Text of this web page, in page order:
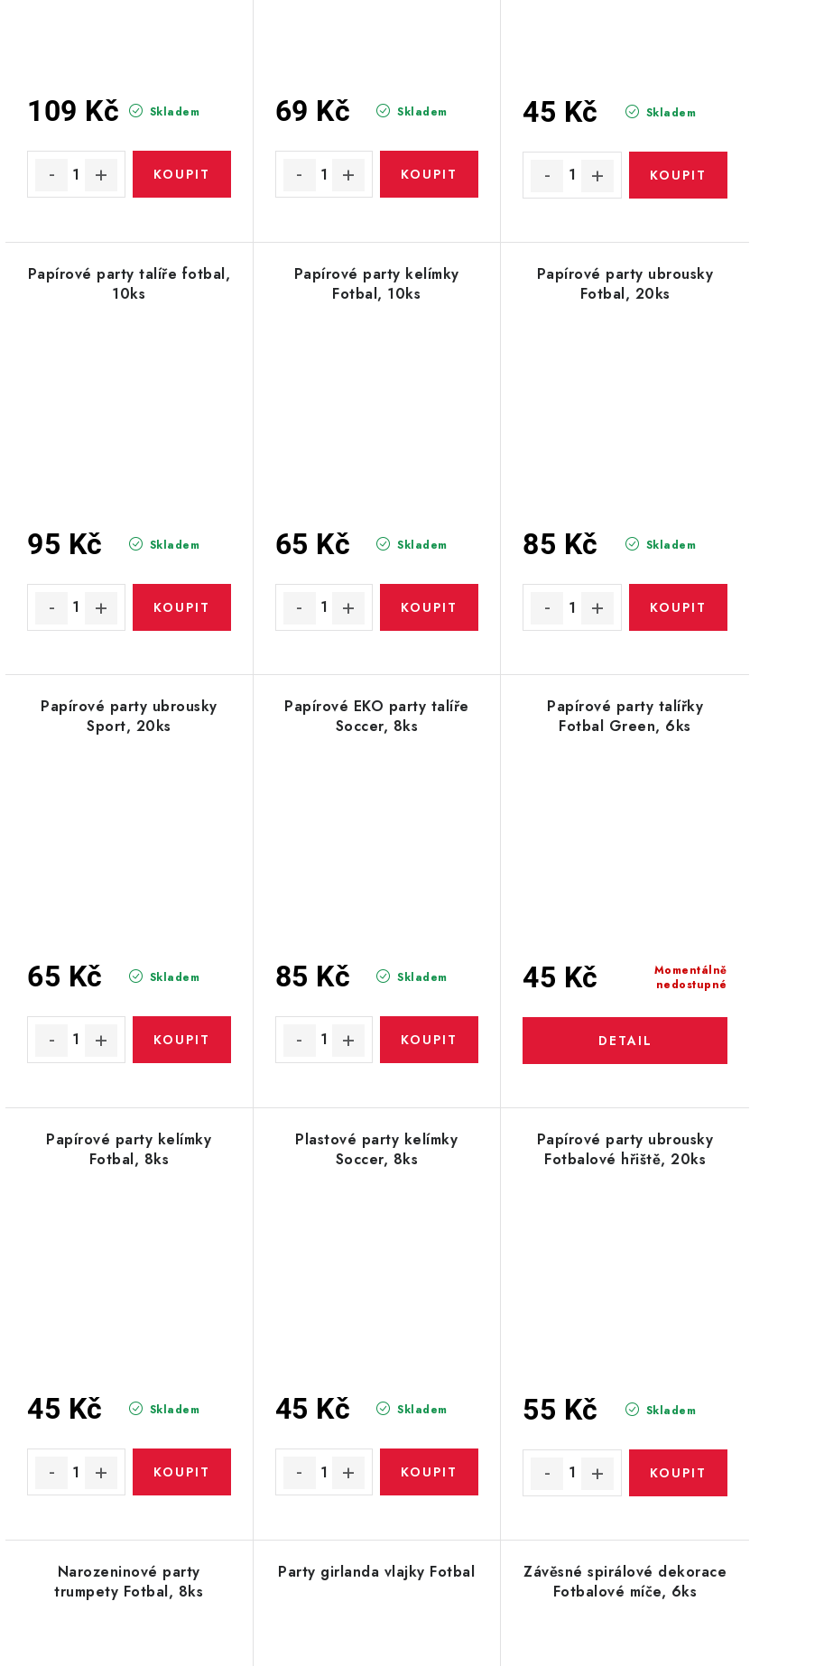
Skladem
109 Kč Skladem
69 Kč Skladem
45 Kč
Papírové party talíře fotbal,
10ks
Skladem
95 Kč
Papírové party kelímky
Fotbal, 10ks
Skladem
65 Kč
Papírové party ubrousky
Fotbal, 20ks
Skladem
85 Kč
Papírové party ubrousky
Sport, 20ks
Skladem
65 Kč
Papírové EKO party talíře
Soccer, 8ks
Skladem
85 Kč
Papírové party talířky
Fotbal Green, 6ks
Momentálně
nedostupné
45 Kč
Papírové party kelímky
Fotbal, 8ks
Skladem
45 Kč
Plastové party kelímky
Soccer, 8ks
Skladem
45 Kč
Papírové party ubrousky
Fotbalové hřiště, 20ks
Skladem
55 Kč
Narozeninové party
trumpety Fotbal, 8ks
Party girlanda vlajky Fotbal
Závěsné spirálové dekorace
Fotbalové míče, 6ks